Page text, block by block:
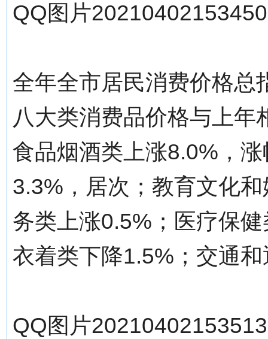
QQ图片
全年全市居民消费价格总
八大类消费品价格与上
食品烟酒类上涨8.0%，
3.3%，居次；教育文化
务类上涨0.5%；医疗保
衣着类下降1.5%；交通
QQ图片